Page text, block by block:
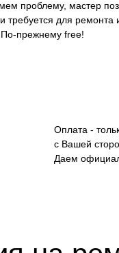
проблему, мастер
требуется для ремонта
По-прежнему free!
Оплата -
с Вашей
Даем